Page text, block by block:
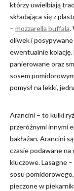
którzy uwielbiają
składająca się z
– mozzarella buffala.
oliwek i
ewentualnie kolację.
panierowane oraz
sosem
pomysł na lekki,
Arancini – to kulki
przeróżnymi innymi
bakłażan. Arancini
czasie podawane na
kluczowe. Lasagne
sosu
pieczone w